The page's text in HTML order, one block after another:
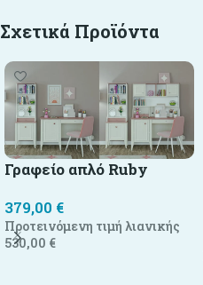
Σχετικά Προϊόντα
Γραφείο απλό Ruby
379,00 €
Προτεινόμενη τιμή λιανικής
530,00 €